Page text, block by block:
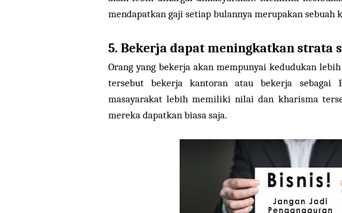
mendapatkan gaji setiap bulannya merupakan sebuah
5. Bekerja dapat meningkatkan strata
Orang yang bekerja akan mempunyai kedudukan
tersebut bekerja kantoran atau bekerja sebagai
masayarakat lebih memiliki nilai dan kharisma
mereka dapatkan biasa saja.